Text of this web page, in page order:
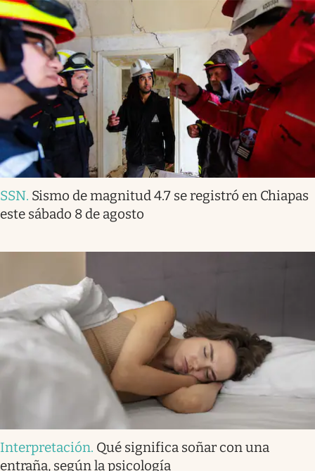
SSN. Sismo de magnitud 4.7 se registró en Chiapas
este sábado 8 de agosto
Interpretación. Qué significa soñar con una
entraña, según la psicología